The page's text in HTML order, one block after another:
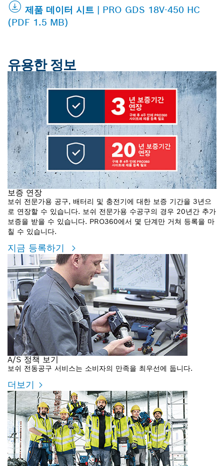
제품 데이터 시트 | PRO GDS 18V-450 HC
(PDF 1.5 MB)
유용한 정보
보증 연장
보쉬 전문가용 공구, 배터리 및 충전기에 대한 보증 기간을 3년으
로 연장할 수 있습니다. 보쉬 전문가용 수공구의 경우 20년간 추가
보증을 받을 수 있습니다. PRO360에서 몇 단계만 거쳐 등록을 마
칠 수 있습니다.
지금 등록하기
A/S 정책 보기
보쉬 전동공구 서비스는 소비자의 만족을 최우선에 둡니다.
더보기